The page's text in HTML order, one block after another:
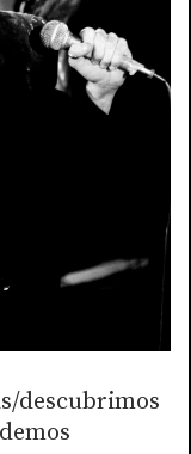
descubrimos